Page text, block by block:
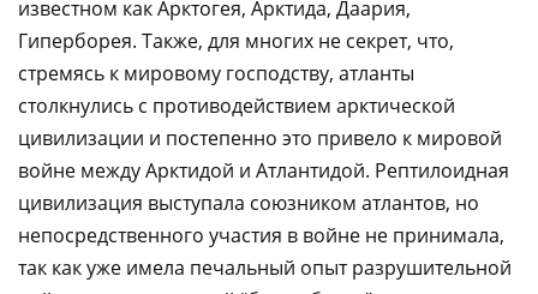
известном как Арктогея, Арктида, Даария,
Гиперборея. Также, для многих не секрет, что,
стремясь к мировому господству, атланты
столкнулись с противодействием арктической
цивилизации и постепенно это привело к мировой
войне между Арктидой и Атлантидой. Рептилоидная
цивилизация выступала союзником атлантов, но
непосредственного участия в войне не принимала,
так как уже имела печальный опыт разрушительной